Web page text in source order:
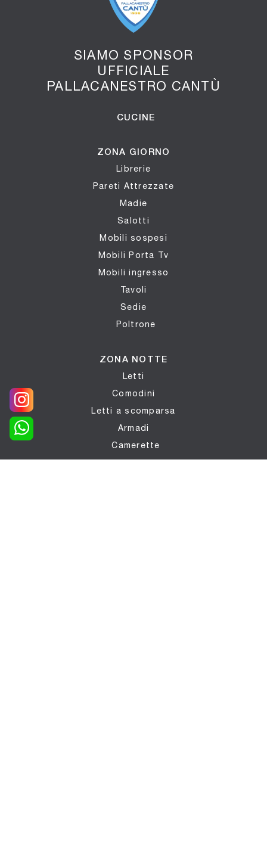
SIAMO SPONSOR
UFFICIALE
PALLACANESTRO CANTÙ
CUCINE
ZONA GIORNO
Librerie
Pareti Attrezzate
Madie
Salotti
Mobili sospesi
Mobili Porta Tv
Mobili ingresso
Tavoli
Sedie
Poltrone
ZONA NOTTE
Letti
Comodini
Letti a scomparsa
Armadi
Camerette